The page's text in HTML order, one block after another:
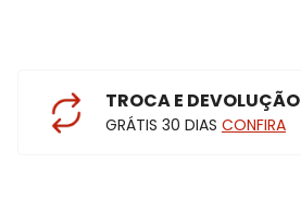
TROCA E DEVOLUÇÃO
GRÁTIS 30 DIAS CONFIRA